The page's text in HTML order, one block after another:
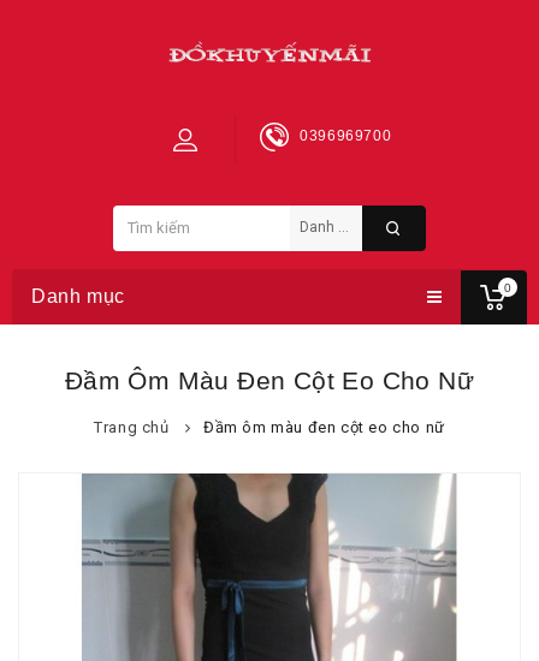
0
0396969700
Danh mục
Đầm Ôm Màu Đen Cột Eo Cho Nữ
Trang chủ Đầm ôm màu đen cột eo cho nữ